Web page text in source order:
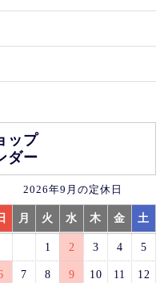
ップ
ダー
2026年9月の定休日
月 火 水 木 金 土
1 2 3 4 5
7 8 9 10 11 12